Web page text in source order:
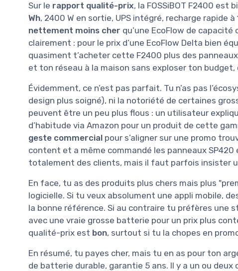
Sur le rapport qualité-prix, la FOSSiBOT F2400 est
Wh, 2400 W en sortie, UPS intégré, recharge rapide
nettement moins cher qu’une EcoFlow de
clairement : pour le prix d’une EcoFlow Delta bien
quasiment t’acheter cette F2400 plus des
et ton réseau à la maison sans exploser ton budget,
Évidemment, ce n’est pas parfait. Tu n’as pas
design plus soigné), ni la notoriété de certaines
peuvent être un peu plus flous : un utilisateur
d’habitude via Amazon pour un produit de cette
geste commercial pour s’aligner sur une promo
content et a même commandé les panneaux SP420
totalement des clients, mais il faut parfois insister
En face, tu as des produits plus chers mais plus
logicielle. Si tu veux absolument une appli mobile,
la bonne référence. Si au contraire tu préfères une
avec une vraie grosse batterie pour un prix plus
qualité-prix est bon, surtout si tu la chopes en
En résumé, tu payes cher, mais tu en as pour ton
de batterie durable, garantie 5 ans. Il y a un ou